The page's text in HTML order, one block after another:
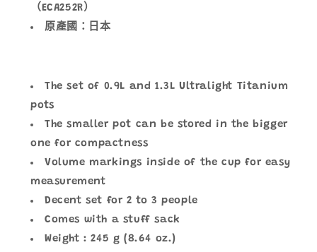
（ECA252R）
原產國：日本
The set of 0.9L and 1.3L Ultralight Titanium
pots
The smaller pot can be stored in the bigger
one for compactness
Volume markings inside of the cup for easy
measurement
Decent set for 2 to 3 people
Comes with a stuff sack
Weight : 245 g (8.64 oz.)